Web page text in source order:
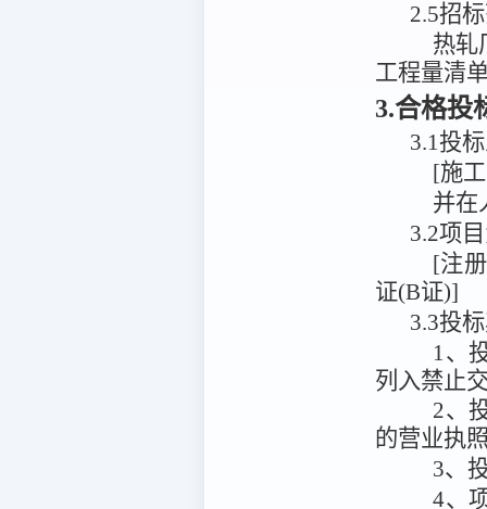
2.5招
热轧
工程量清
3.合格投
3.1投
[施
并在
3.2项
[注
证(B证)]
3.3投
1、
列入禁止
2、
的营业执
3、
4、